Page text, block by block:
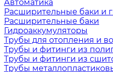
Автоматика
Расширительные баки и
Расширительные баки
Гидроаккумуляторы
Трубы для отопления и
Трубы и фитинги из
Трубы и фитинги из
Трубы